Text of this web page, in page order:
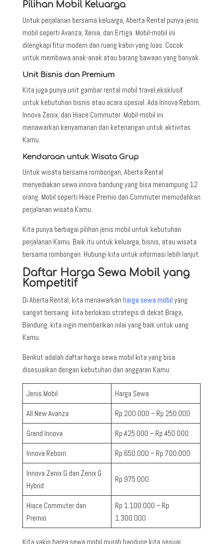
Pilihan Mobil Keluarga
Untuk perjalanan bersama keluarga, Aberta Rental punya jenis
mobil seperti Avanza, Xenia, dan Ertiga. Mobil-mobil ini
dilengkapi fitur modern dan ruang kabin yang luas. Cocok
untuk membawa anak-anak atau barang bawaan yang banyak.
Unit Bisnis dan Premium
Kita juga punya unit gambar rental mobil travel eksklusif
untuk kebutuhan bisnis atau acara spesial. Ada Innova Reborn,
Innova Zenix, dan Hiace Commuter. Mobil-mobil ini
menawarkan kenyamanan dan ketenangan untuk aktivitas
Kamu.
Kendaraan untuk Wisata Grup
Untuk wisata bersama rombongan, Aberta Rental
menyediakan sewa innova bandung yang bisa menampung 12
orang. Mobil seperti Hiace Premio dan Commuter memudahkan
perjalanan wisata Kamu.
Kita punya berbagai pilihan jenis mobil untuk kebutuhan
perjalanan Kamu. Baik itu untuk keluarga, bisnis, atau wisata
bersama rombongan. Hubungi kita untuk informasi lebih lanjut.
Daftar Harga Sewa Mobil yang
Kompetitif
Di Aberta Rental, kita menawarkan harga sewa mobil yang
sangat bersaing. kita berlokasi strategis di dekat Braga,
Bandung. kita ingin memberikan nilai yang baik untuk uang
Kamu.
Berikut adalah daftar harga sewa mobil kita yang bisa
disesuaikan dengan kebutuhan dan anggaran Kamu:
Jenis Mobil Harga Sewa
All New Avanza Rp 200.000 – Rp 250.000
Grand Innova Rp 425.000 – Rp 450.000
Innova Reborn Rp 650.000 – Rp 700.000
Innova Zenix G dan Zenix G
Hybrid
Rp 975.000
Hiace Commuter dan
Premio
Rp 1.100.000 – Rp
1.300.000
Kita yakin harga sewa mobil murah bandung kita sesuai